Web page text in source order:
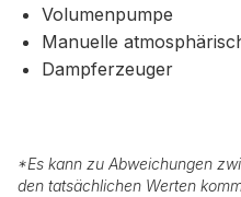
Volumenpumpe
Manuelle
Dampferzeuger
*Es kann zu Abweichungen
den tatsächlichen Werten